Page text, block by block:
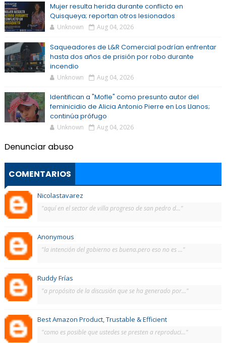
Mujer resulta herida durante conflicto en
Quisqueya; reportan otros lesionados
Unknown Aug 04, 2026
Saqueadores de L&R Comercial podrían enfrentar
hasta dos años de prisión por robo durante
incendio
Unknown Aug 04, 2026
Identifican a "Mofle" como presunto autor del
feminicidio de Alicia Antonio Pierre en Los Llanos;
continúa prófugo
Unknown Aug 04, 2026
Denunciar abuso
COMENTARIOS
Nicolastavarez
"aquí en el sector de villa progreso de san pedro d..."
Anonymous
"la intención del gobierno es buena.pero eso no es ..."
Ruddy Frías
"a propósito de la discusión que se ha generado por..."
Best Amazon Product, Trustable & Efficient
"como es posible que ustedes se presten a reproduci..."